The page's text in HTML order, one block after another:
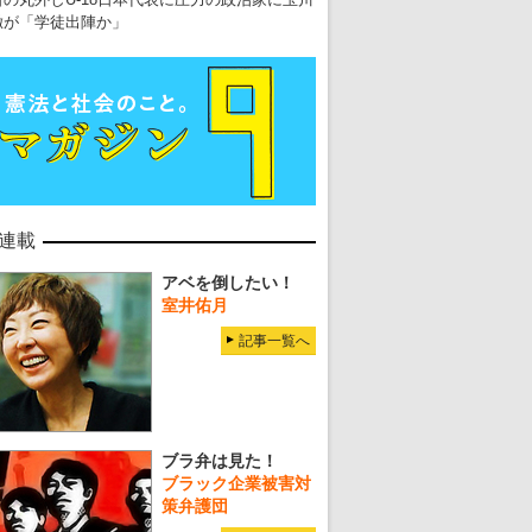
「学徒出陣か」
載
アベを倒したい！
室井佑月
記事一覧へ
ブラ弁は見た！
ブラック企業被害対
策弁護団